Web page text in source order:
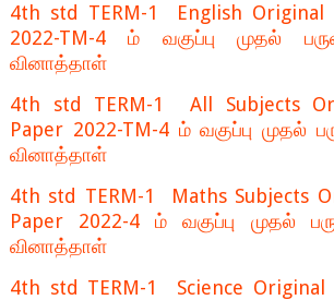
4th std TERM-1 English Original
2022-TM-4 ம் வகுப்பு முதல்
வினாத்தாள்
4th std TERM-1 All Subjects
Paper 2022-TM-4 ம் வகுப்பு முதல்
வினாத்தாள்
4th std TERM-1 Maths Subjects
Paper 2022-4 ம் வகுப்பு முதல்
வினாத்தாள்
4th std TERM-1 Science Original